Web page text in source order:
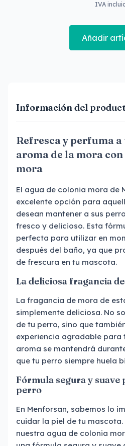
IVA
Añadir
Información del
Refresca y perfuma
aroma de la mora
mora
El agua de colonia mora de
excelente opción para
desean mantener a sus
fresco y delicioso. Esta
perfecta para utilizar en
después del baño, ya que
de frescura en tu mascota.
La deliciosa fragancia
La fragancia de mora de
simplemente deliciosa. No
de tu perro, sino que
experiencia agradable para
aroma se mantendrá
que tu perro siempre huela
Fórmula segura y suave
perro
En Menforsan, sabemos lo
cuidar la piel de tu mascota.
nuestra agua de colonia